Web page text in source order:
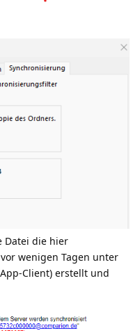
Datei die hier
wenigen Tagen unter
Client) erstellt und